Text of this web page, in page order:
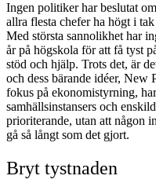
Ingen politiker har beslutat
allra flesta chefer ha högt i
Med största sannolikhet har
år på högskola för att få tyst
stöd och hjälp. Trots det, är
och dess bärande idéer, New
fokus på ekonomistyrning,
samhällsinstansers och
prioriterande, utan att någon
gå så långt som det gjort.
Bryt tystnaden